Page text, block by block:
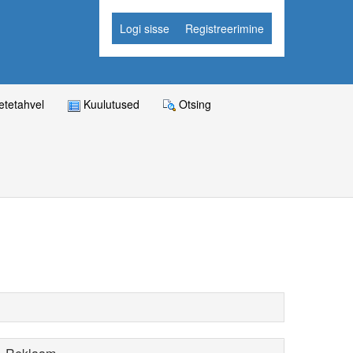
Logi sisse Registreerimine
Kuulutused Otsing